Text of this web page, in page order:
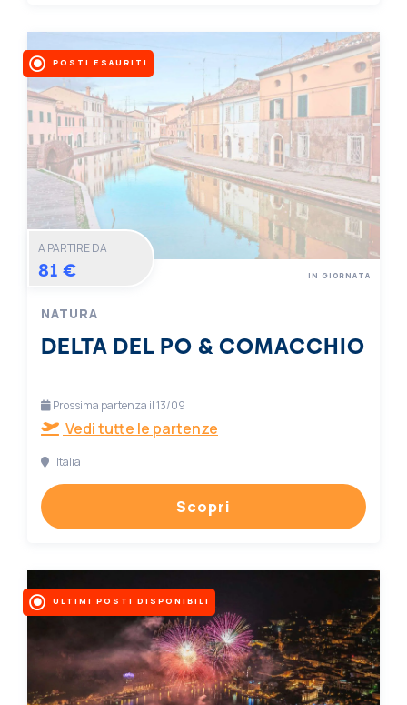
POSTI ESAURITI
A PARTIRE DA
81 €
NATURA
DELTA DEL PO & COMACCHIO
IN GIORNATA
Prossima partenza il 13/09
Vedi tutte le partenze
Italia
Scopri
ULTIMI POSTI DISPONIBILI